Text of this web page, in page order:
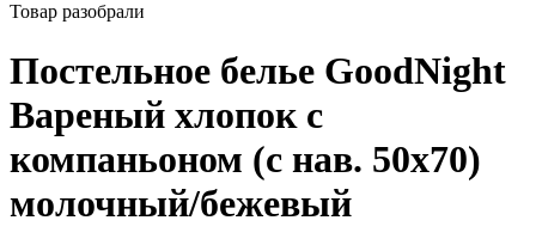
Товар разобрали
Постельное белье GoodNight
Вареный хлопок с
компаньоном (с нав. 50х70)
молочный/бежевый